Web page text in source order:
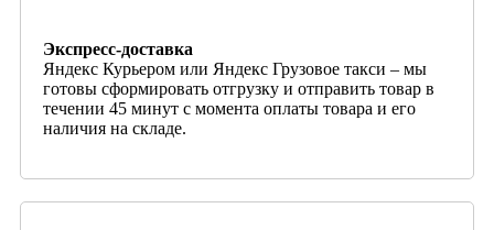
Экспресс-доставка
Яндекс Курьером или Яндекс Грузовое такси – мы
готовы сформировать отгрузку и отправить товар в
течении 45 минут с момента оплаты товара и его
наличия на складе.